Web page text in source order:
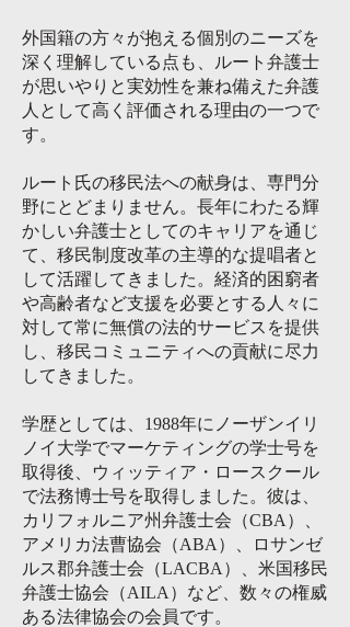
外国籍の方々が抱える個別のニーズを
深く理解している点も、ルート弁護士
が思いやりと実効性を兼ね備えた弁護
人として高く評価される理由の一つで
す。
ルート氏の移民法への献身は、専門分
野にとどまりません。長年にわたる輝
かしい弁護士としてのキャリアを通じ
て、移民制度改革の主導的な提唱者と
して活躍してきました。経済的困窮者
や高齢者など支援を必要とする人々に
対して常に無償の法的サービスを提供
し、移民コミュニティへの貢献に尽力
してきました。
学歴としては、1988年にノーザンイリ
ノイ大学でマーケティングの学士号を
取得後、ウィッティア・ロースクール
で法務博士号を取得しました。彼は、
カリフォルニア州弁護士会（CBA）、
アメリカ法曹協会（ABA）、ロサンゼ
ルス郡弁護士会（LACBA）、米国移民
弁護士協会（AILA）など、数々の権威
ある法律協会の会員です。